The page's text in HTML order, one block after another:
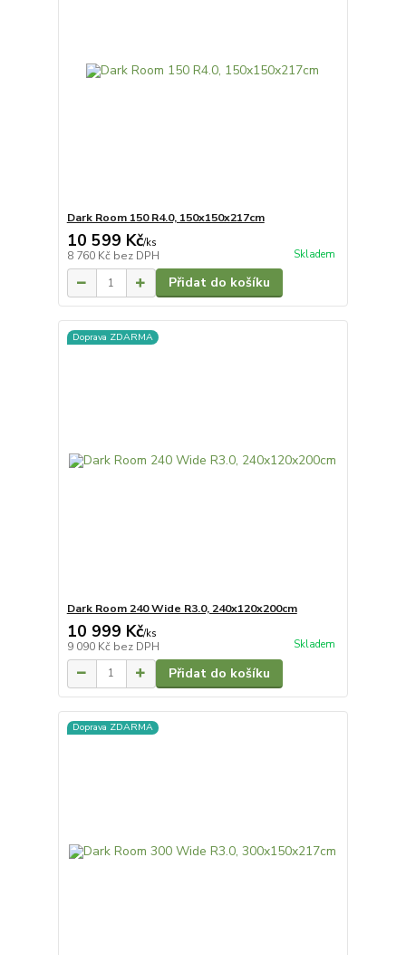
Dark Room 150 R4.0, 150x150x217cm
10 599 Kč/ks
8 760 Kč bez DPH Skladem
Přidat do košíku
Doprava ZDARMA
Dark Room 240 Wide R3.0, 240x120x200cm
10 999 Kč/ks
9 090 Kč bez DPH Skladem
Přidat do košíku
Doprava ZDARMA